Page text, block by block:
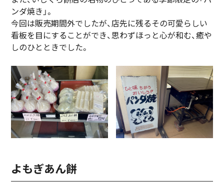
ンダ焼き」。
今回は販売期間外でしたが、店先に残るその可愛らしい
看板を目にすることができ、思わずほっと心が和む、癒や
しのひとときでした。
よもぎあん餅